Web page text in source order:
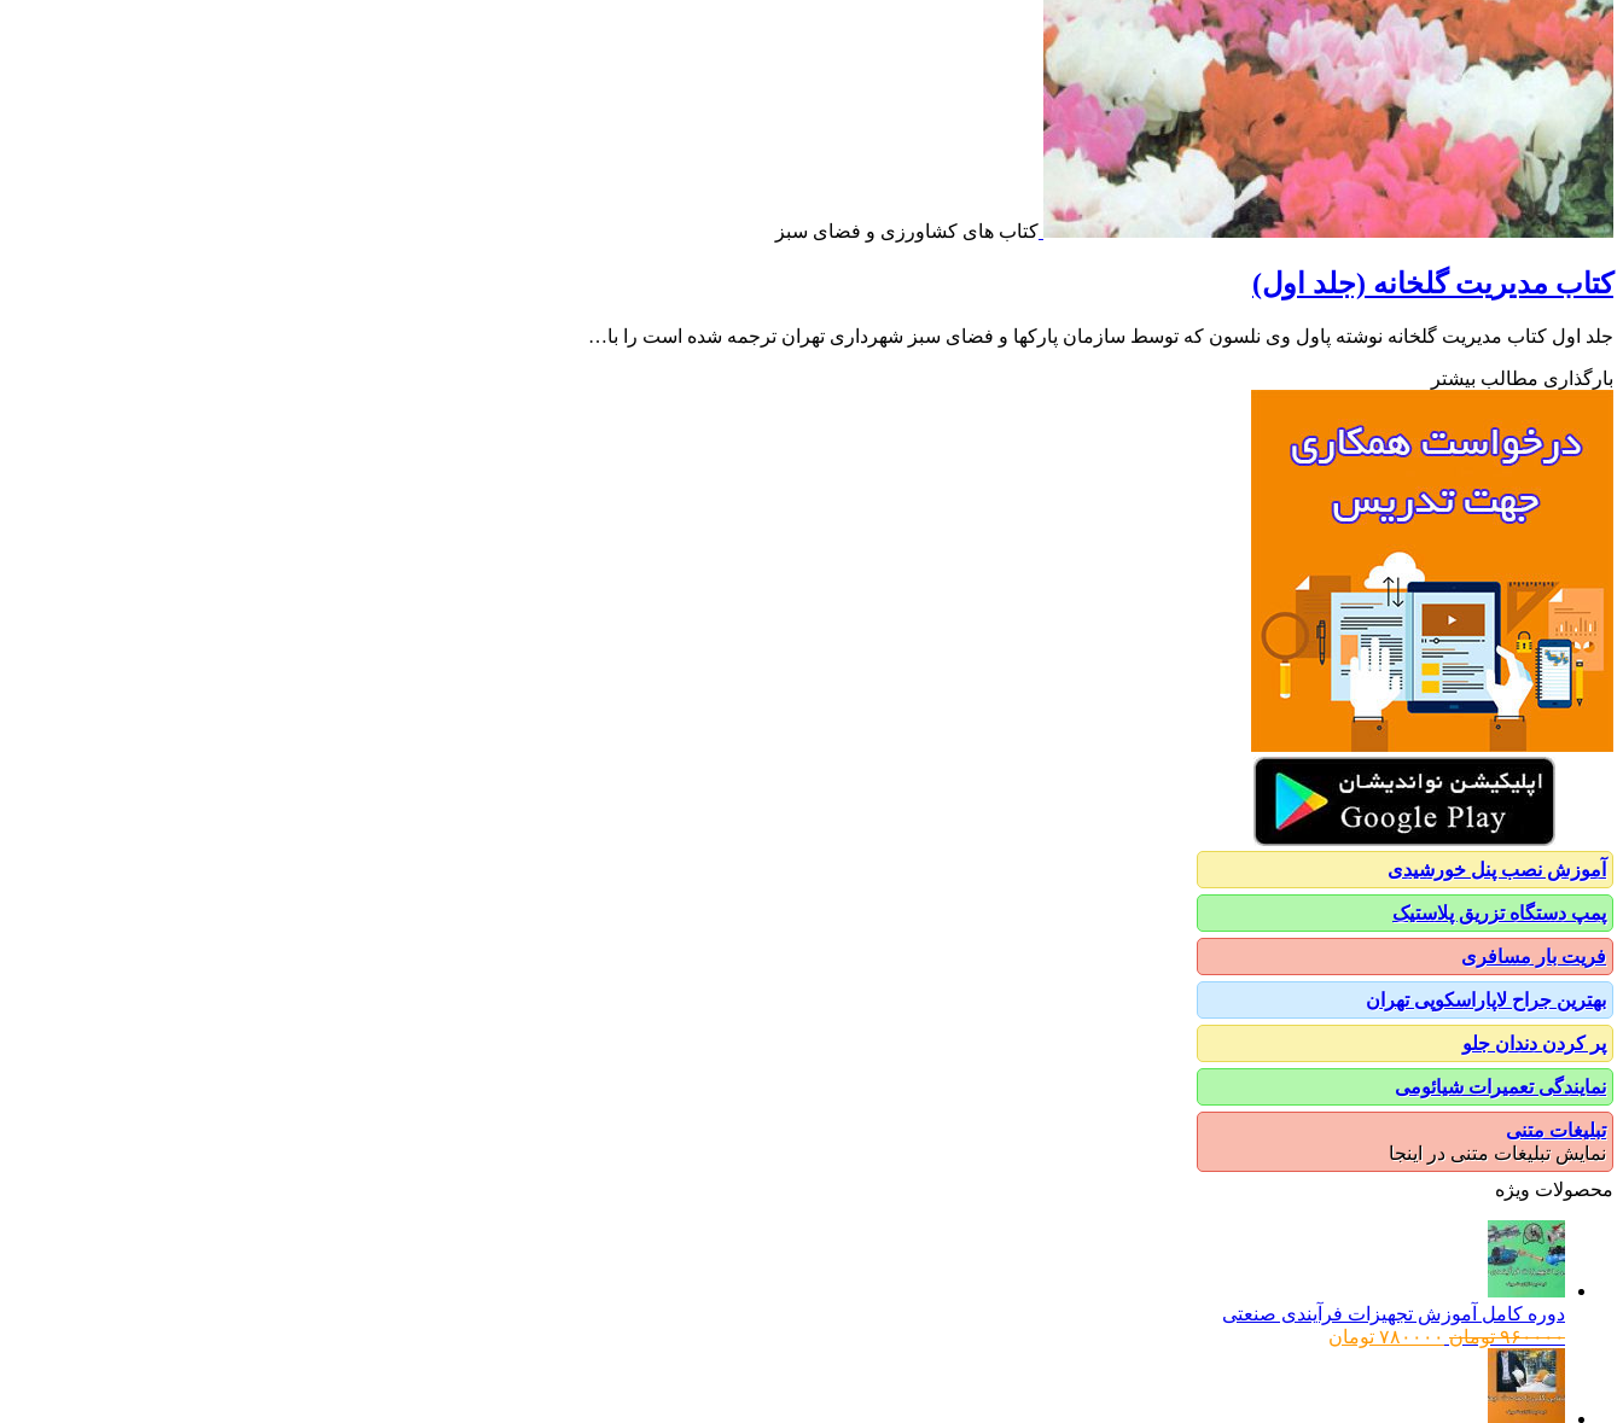
کتاب های کشاورزی و فضای سبز
کتاب مدیریت گلخانه (جلد اول)
جلد اول کتاب مدیریت گلخانه نوشته پاول وی نلسون که توسط سازمان پارکها و فضای سبز شهرداری تهران ترجمه شده است را با…
بارگذاری مطالب بیشتر
آموزش نصب پنل خورشیدی
پمپ دستگاه تزریق پلاستیک
فریت بار مسافری
بهترین جراح لاپاراسکوپی تهران
پر کردن دندان جلو
نمایندگی تعمیرات شیائومی
تبلیغات متنی
نمایش تبلیغات متنی در اینجا
محصولات ویژه
دوره کامل آموزش تجهیزات فرآیندی صنعتی
۹۶۰۰۰۰ تومان قیمت
۷۸۰۰۰۰ تومان